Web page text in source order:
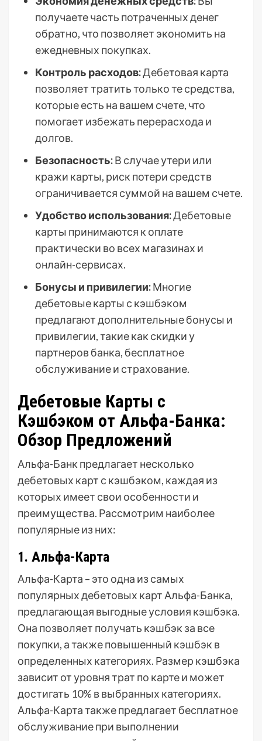
получаете часть потраченных денег
обратно, что позволяет экономить на
ежедневных покупках.
Контроль расходов:Дебетовая карта
позволяет тратить только те средства,
которые есть на вашем счете, что
помогает избежать перерасхода и
долгов.
Безопасность:В случае утери или
кражи карты, риск потери средств
ограничивается суммой на вашем счете.
Удобство использования:Дебетовые
карты принимаются к оплате
практически во всех магазинах и
онлайн-сервисах.
Бонусы и привилегии:Многие
дебетовые карты с кэшбэком
предлагают дополнительные бонусы и
привилегии, такие как скидки у
партнеров банка, бесплатное
обслуживание и страхование.
Дебетовые Карты с
Кэшбэком от Альфа-Банка:
Обзор Предложений
Альфа-Банк предлагает несколько
дебетовых карт с кэшбэком, каждая из
которых имеет свои особенности и
преимущества. Рассмотрим наиболее
популярные из них:
1. Альфа-Карта
Альфа-Карта – это одна из самых
популярных дебетовых карт Альфа-Банка,
предлагающая выгодные условия кэшбэка.
Она позволяет получать кэшбэк за все
покупки, а также повышенный кэшбэк в
определенных категориях. Размер кэшбэка
зависит от уровня трат по карте и может
достигать 10% в выбранных категориях.
Альфа-Карта также предлагает бесплатное
обслуживание при выполнении